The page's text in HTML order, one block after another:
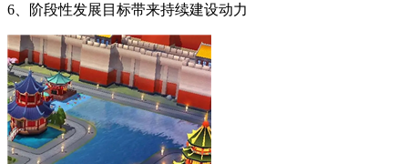
6、阶段性发展目标带来持续建设动力